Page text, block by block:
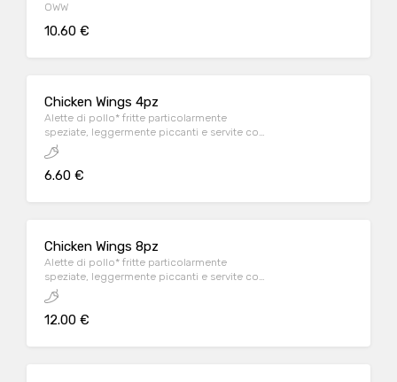
OWW
10.60 €
Chicken Wings 4pz
Alette di pollo* fritte particolarmente
speziate, leggermente piccanti e servite con
salsa OWW
6.60 €
Chicken Wings 8pz
Alette di pollo* fritte particolarmente
speziate, leggermente piccanti e servite con
salsa OWW
12.00 €